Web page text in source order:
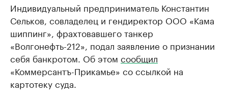
Индивидуальный предприниматель Константин
Сельков, совладелец и гендиректор ООО «Кама
шиппинг», фрахтовавшего танкер
«Волгонефть-212», подал заявление о признании
себя банкротом. Об этом сообщил
«Коммерсантъ-Прикамье» со ссылкой на
картотеку суда.